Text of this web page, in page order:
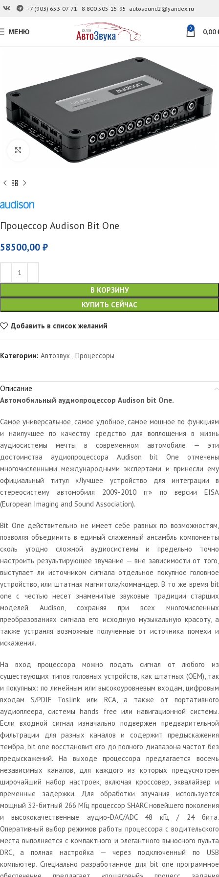
+7 (903) 653-07-71 8 800 505-15-95 autosound2@yandex.ru
МЕНЮ 0 0,00
Увеличить
Процессор Audison Bit One
58500,00 ₽
В КОРЗИНУ
КУПИТЬ СЕЙЧАС
Добавить в список желаний
Категории: Автозвук Процессоры
Описание
Автомобильный аудиопроцессор Audison bit One.
Самое универсальное, самое удобное, самое мощное по функциям
и наилучшее по качеству средство для воплощения в жизнь
аудиосистемы мечты в современном автомобиле — эти
достоинства аудиопроцессора Audison bit One отмечены
многочисленными международными экспертами и принесли ему
официальный титул «Лучшее устройство для интеграции в
стереосистему автомобиля 2009-2010 гг» по версии EISA
(European Imaging and Sound Association).
Bit One действительно не имеет себе равных по возможностям,
позволяя объединить в единый слаженный ансамбль компоненты
сколь угодно сложной аудиосистемы и предельно точно
настроить результирующее звучание — вне зависимости от того,
выступает ли источником сигнала отдельное покупное головное
устройство, или штатная магнитола/коммандер. В то же время bit
one с честью несет знаменитые звуковые традиции старших
моделей Audison, сохраняя при всех многочисленных
преобразованиях сигнала его исходную музыкальную красоту, а
также устраняя возможные полученные от источника помехи и
искажения.
На вход процессора можно подать сигнал от любого из
существующих типов головных устройств, как штатных (OEM), так
и покупных: по линейным или высокоуровневым входам, цифровым
входам S/PDIF Toslink или RCA, а также от портативного
аудиоплеера, системы hands free или навигационной системы.
Если входной сигнал изначально подвержен предварительной
фильтрации для разных каналов и содержит предыскажения
тембра, bit one восстановит его до полного диапазона частот без
предыскажений. На выходе процессора предлагается восемь
независимых каналов, для каждого из которых предусмотрен
широчайший набор настроек, включая кроссовер, эквалайзер и
временные задержки. Для обработки звучания используется
мощный 32-битный 266 МГц процессор SHARC новейшего поколения
и высококачественные аудио-DAC/ADC 48 кГц / 24 бита.
Оперативный выбор режимов работы процессора с водительского
места выполняется с компактного и элегантного выносного пульта
DRC, а полная настройка — через подключенный по USB
компьютер. Специально разработанное для bit one программное